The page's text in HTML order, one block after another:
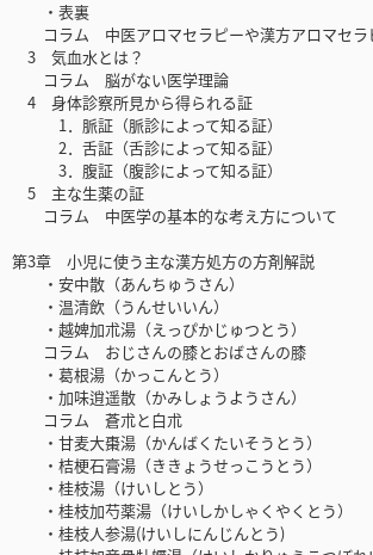
・表裏
コラム 中医アロマセラピーや漢方アロマセラ
3 気血水とは？
コラム 脳がない医学理論
4 身体診察所見から得られる証
1．脈証（脈診によって知る証）
2．舌証（舌診によって知る証）
3．腹証（腹診によって知る証）
5 主な生薬の証
コラム 中医学の基本的な考え方について
第3章 小児に使う主な漢方処方の方剤解説
・安中散（あんちゅうさん）
・温清飲（うんせいいん）
・越婢加朮湯（えっぴかじゅつとう）
コラム おじさんの膝とおばさんの膝
・葛根湯（かっこんとう）
・加味逍遥散（かみしょうようさん）
コラム 蒼朮と白朮
・甘麦大棗湯（かんばくたいそうとう）
・桔梗石膏湯（ききょうせっこうとう）
・桂枝湯（けいしとう）
・桂枝加芍薬湯（けいしかしゃくやくとう）
・桂枝人参湯(けいしにんじんとう)